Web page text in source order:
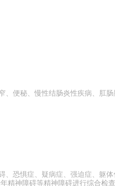
便秘、慢性结肠炎性疾病、肛
恐惧症、疑病症、强迫症、躯
精神障碍等精神障碍进行综合检查